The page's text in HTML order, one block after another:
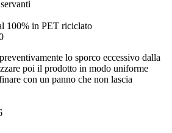
100% in PET riciclato
lo sporco eccessivo dalla
poi il prodotto in modo uniforme
con un panno che non lascia